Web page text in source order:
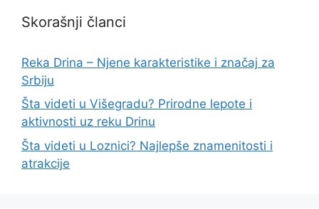
Skorašnji članci
Reka Drina – Njene karakteristike i značaj za
Srbiju
Šta videti u Višegradu? Prirodne lepote i
aktivnosti uz reku Drinu
Šta videti u Loznici? Najlepše znamenitosti i
atrakcije